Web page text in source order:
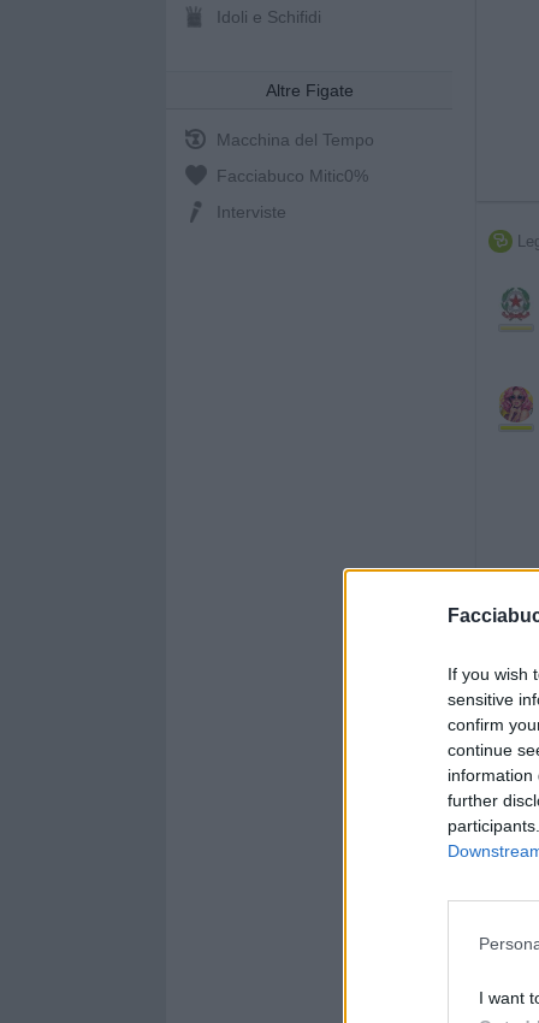
If you wish
sensitive
confirm
continue
information
further
I want
Idoli e Schifidi
Altre Figate
Macchina del Tempo
Facciabuco Mitic0%
Interviste
